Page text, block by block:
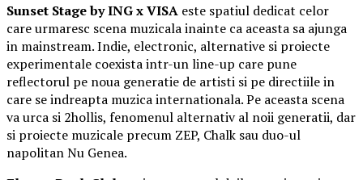
Sunset Stage by ING x VISA este spatiul dedicat celor
care urmaresc scena muzicala inainte ca aceasta sa ajunga
in mainstream. Indie, electronic, alternative si proiecte
experimentale coexista intr-un line-up care pune
reflectorul pe noua generatie de artisti si pe directiile in
care se indreapta muzica internationala. Pe aceasta scena
va urca si 2hollis, fenomenul alternativ al noii generatii, dar
si proiecte muzicale precum ZEP, Chalk sau duo-ul
napolitan Nu Genea.